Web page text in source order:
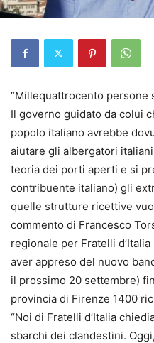
“Millequattrocento persone
Il governo guidato da colui
popolo italiano avrebbe
aiutare gli albergatori
teoria dei porti aperti e si
contribuente italiano) gli
quelle strutture ricettive
commento di Francesco
regionale per Fratelli
aver appreso del nuovo
il prossimo 20 settembre)
provincia di Firenze 1400
“Noi di Fratelli d’Italia
sbarchi dei clandestini.